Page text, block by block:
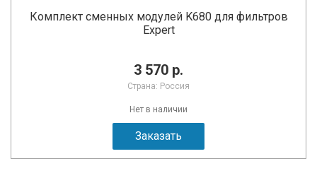
Комплект сменных модулей K680 для фильтров
Expert
3 570 р.
Страна: Россия
Нет в наличии
Заказать